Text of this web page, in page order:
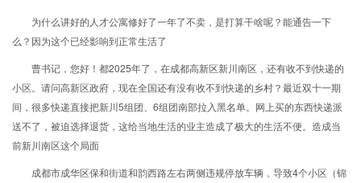
为什么讲好的人才公寓修好了一年了不卖，是打算干啥呢？能通告一下
么？因为这个已经影响到正常生活了
曹书记，您好！都2025年了，在成都高新区新川南区，还有收不到快递的
小区。请问高新区政府，现在全国还有没有收不到快递的乡村？最近双十一期
间，很多快递直接把新川5组团、6组团南部拉入黑名单。网上买的东西快递派
送不了，被迫选择退货，这给当地生活的业主造成了极大的生活不便。造成当
前新川南区这个局面
成都市成华区保和街道和韵西路左右两侧违规停放车辆，导致4个小区（锦